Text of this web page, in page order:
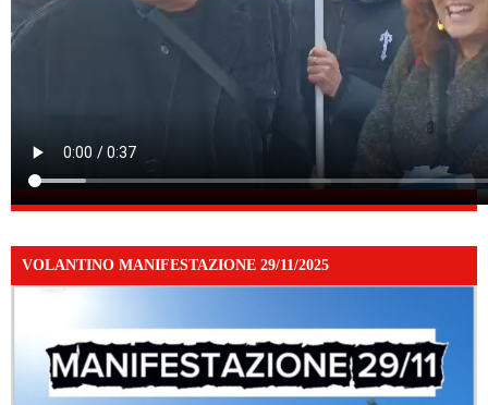
VOLANTINO MANIFESTAZIONE 29/11/2025